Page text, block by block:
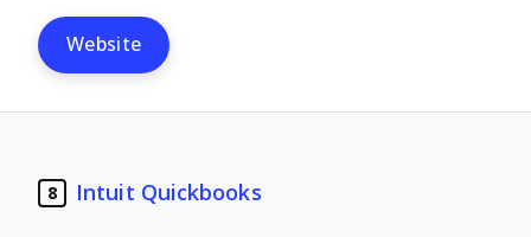
Website
8 Intuit Quickbooks